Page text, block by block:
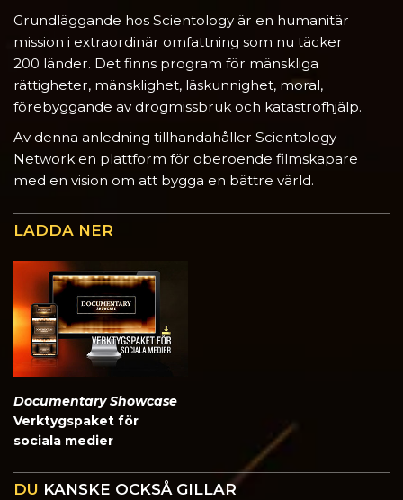
Grundläggande hos Scientology är en humanitär
mission i extraordinär omfattning som nu täcker
200 länder. Det finns program för mänskliga
rättigheter, mänsklighet, läskunnighet, moral,
förebyggande av drogmissbruk och katastrofhjälp.
Av denna anledning tillhandahåller Scientology
Network en plattform för oberoende filmskapare
med en vision om att bygga en bättre värld.
LADDA NER
Documentary Showcase
Verktygspaket för
sociala medier
DU KANSKE OCKSÅ GILLAR